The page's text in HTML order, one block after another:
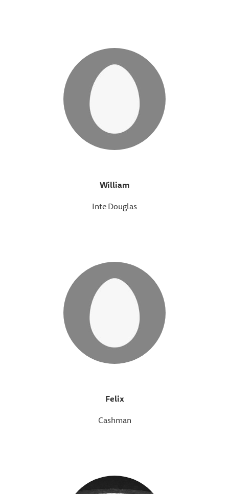
William
Inte Douglas
Felix
Cashman